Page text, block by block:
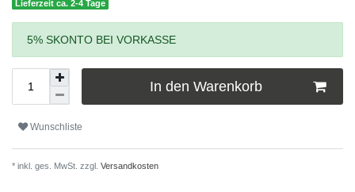
Lieferzeit ca. 2-4 Tage
5% SKONTO BEI VORKASSE
In den Warenkorb
Wunschliste
* inkl. ges. MwSt. zzgl. Versandkosten